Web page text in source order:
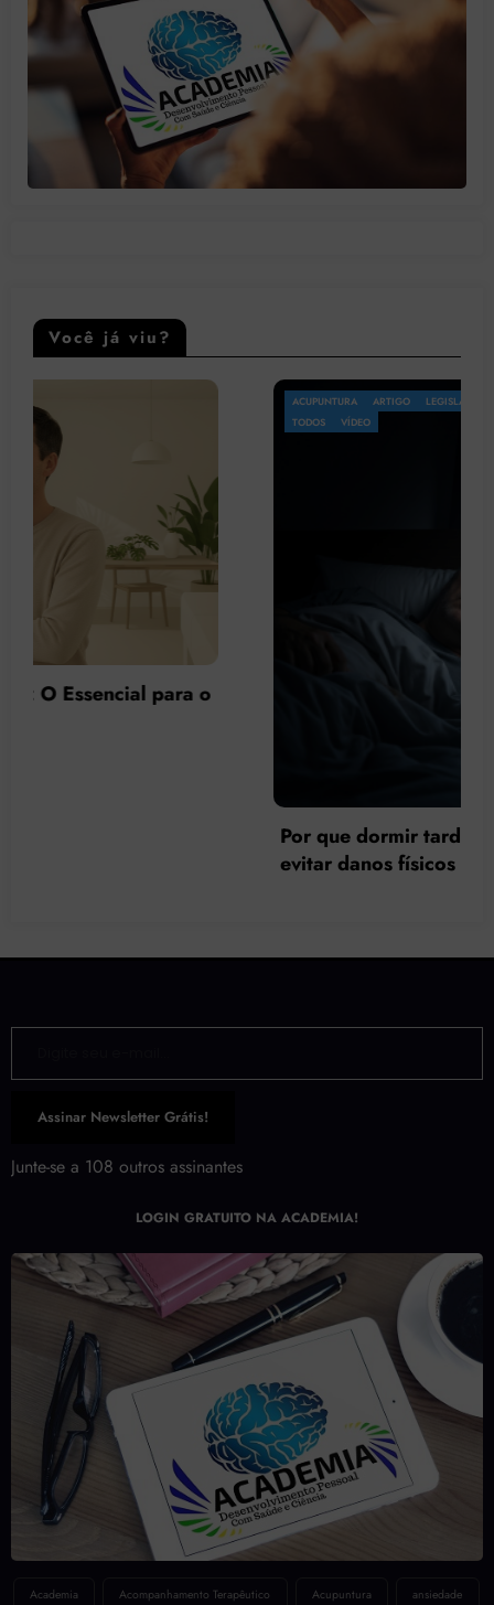
Você já viu?
PATOLOGIA
PSICOLOGIA
TODOS
Por que dormir tarde faz mal à saúde e como
evitar danos físicos e psicológicos?